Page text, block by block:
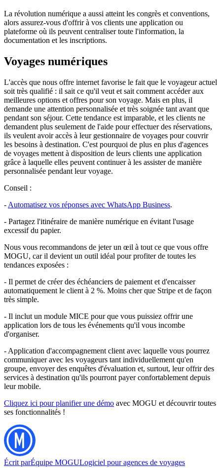
La révolution numérique a aussi atteint les congrès et conventions,
alors assurez-vous d'offrir à vos clients une application ou
plateforme où ils peuvent centraliser toute l'information, la
documentation et les inscriptions.
Voyages numériques
L'accès que nous offre internet favorise le fait que le voyageur actuel
soit très qualifié : il sait ce qu'il veut et sait comment accéder aux
meilleures options et offres pour son voyage. Mais en plus, il
demande une attention personnalisée et très soignée tant avant que
pendant son séjour. Cette tendance est imparable, et les clients ne
demandent plus seulement de l'aide pour effectuer des réservations,
ils veulent avoir accès à leur gestionnaire de voyages pour couvrir
les besoins à destination. C'est pourquoi de plus en plus d'agences
de voyages mettent à disposition de leurs clients une application
grâce à laquelle elles peuvent continuer à les assister de manière
personnalisée pendant leur voyage.
Conseil :
- Automatisez vos réponses avec WhatsApp Business.
- Partagez l'itinéraire de manière numérique en évitant l'usage
excessif du papier.
Nous vous recommandons de jeter un œil à tout ce que vous offre
MOGU, car il devient un outil idéal pour profiter de toutes les
tendances exposées :
- Il permet de créer des échéanciers de paiement et d'encaisser
automatiquement le client à 2 %. Moins cher que Stripe et de façon
très simple.
- Il inclut un module MICE pour que vous puissiez offrir une
application lors de tous les événements qu'il vous incombe
d'organiser.
- Application d'accompagnement client avec laquelle vous pourrez
communiquer avec les voyageurs tant individuellement qu'en
groupe, envoyer des enquêtes d'évaluation et, surtout, leur offrir des
services à destination qu'ils pourront payer confortablement depuis
leur mobile.
Cliquez ici pour planifier une démo avec MOGU et découvrir toutes
ses fonctionnalités !
Écrit parÉquipe MOGULogiciel pour agences de voyages